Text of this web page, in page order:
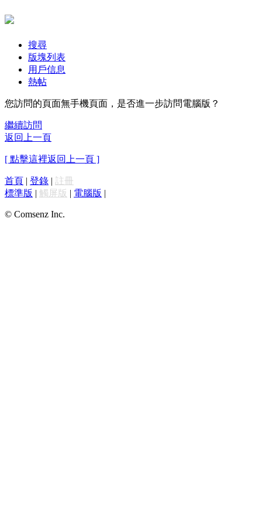
搜尋
版塊列表
用戶信息
熱帖
您訪問的頁面無手機頁面，是否進一步訪問電腦版？
繼續訪問
返回上一頁
[ 點擊這裡返回上一頁 ]
首頁 | 登錄 | 註冊
標準版 | 觸屏版 | 電腦版 |
© Comsenz Inc.